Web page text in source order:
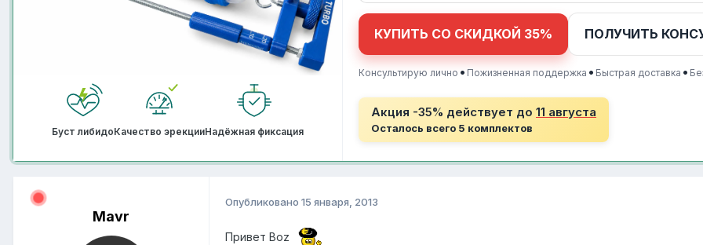
Буст либидоКачество эрекцииНадёжная фиксация
КУПИТЬ СО СКИДКОЙ 35% ПОЛУЧИТЬ
Консультирую лично • Пожизненная поддержка • Быстрая доставка •
Акция -35% действует до 11 августа
Осталось всего 5 комплектов
Mavr
Опубликовано 15 января, 2013
Привет Boz